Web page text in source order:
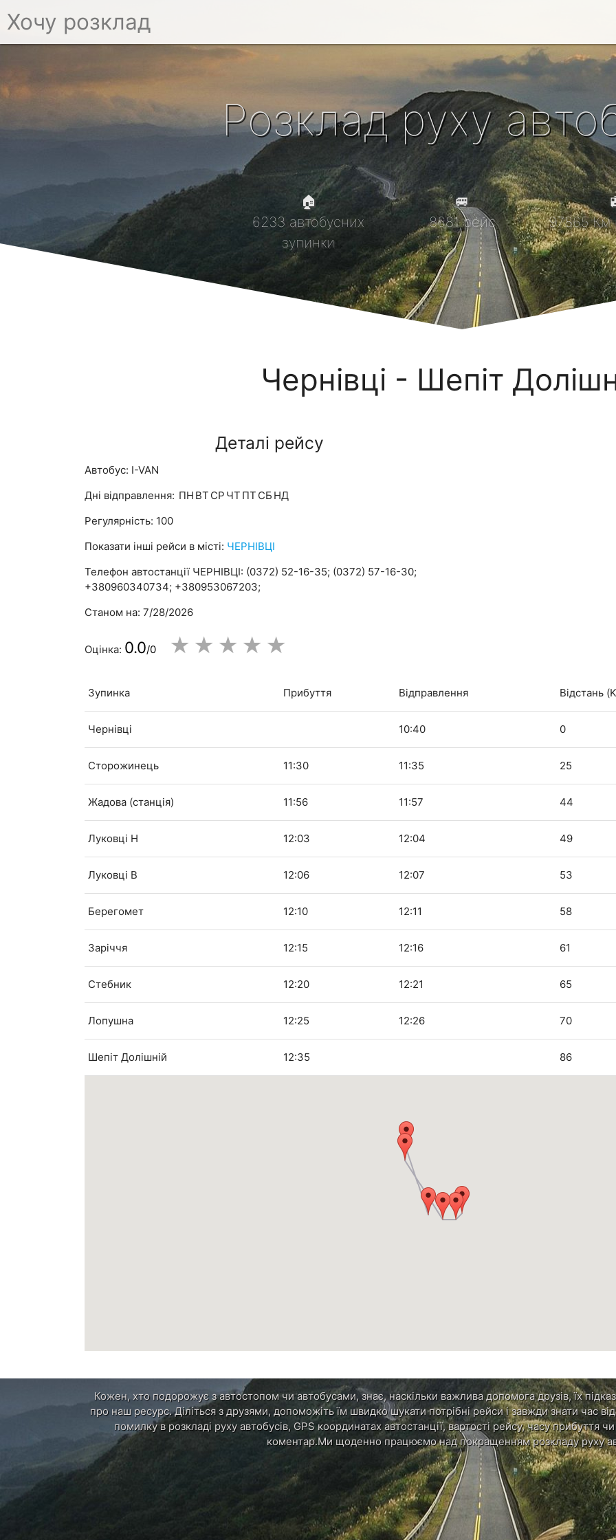
Хочу розклад
Розклад руху
🏠
6233 автобусних
зупинки
🚐
8681 рейс
97865 Км
Чернівці - Шепіт
Деталі рейсу
Автобус: I-VAN
Дні відправлення: ПН ВТ СР ЧТ ПТ СБ НД
Регулярність: 100
Показати інші рейси в місті: ЧЕРНІВЦІ
Телефон автостанції ЧЕРНІВЦІ: (0372) 52-16-35; (0372) 57-16-30;
+380960340734; +380953067203;
Станом на: 7/28/2026
Оцінка: 0.0/0 ★ ★ ★ ★ ★
Зупинка Прибуття Відправлення Відстань
Чернівці 10:40 0
Сторожинець 11:30 11:35 25
Жадова (станція) 11:56 11:57 44
Луковці Н 12:03 12:04 49
Луковці В 12:06 12:07 53
Берегомет 12:10 12:11 58
Заріччя 12:15 12:16 61
Стебник 12:20 12:21 65
Лопушна 12:25 12:26 70
Шепіт Долішній 12:35 86
Кожен, хто подорожує з автостопом чи автобусами, знає, наскільки важлива допомога друзів, їх
про наш ресурс. Діліться з друзями, допоможіть їм швидко шукати потрібні рейси і завжди знати час
помилку в розкладі руху автобусів, GPS координатах автостанції, вартості рейсу, часу прибуття
коментар.Ми щоденно працюємо над покращенням розкладу руху